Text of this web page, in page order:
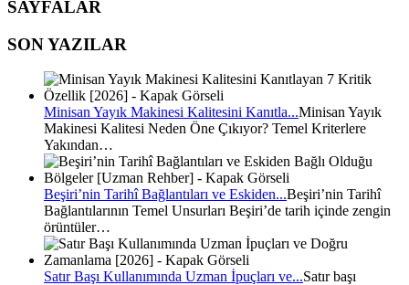
SAYFALAR
SON YAZILAR
Minisan Yayık Makinesi Kalitesini Kanıtla...Minisan Yayık
Makinesi Kalitesi Neden Öne Çıkıyor? Temel Kriterlere
Yakından…
Beşiri’nin Tarihî Bağlantıları ve Eskiden...Beşiri’nin Tarihî
Bağlantılarının Temel Unsurları Beşiri’de tarih içinde zengin
örüntüler…
Satır Başı Kullanımında Uzman İpuçları ve...Satır başı